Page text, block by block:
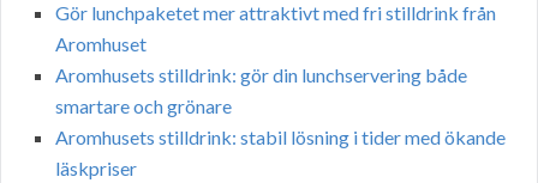
Gör lunchpaketet mer attraktivt med fri stilldrink från
Aromhuset
Aromhusets stilldrink: gör din lunchservering både
smartare och grönare
Aromhusets stilldrink: stabil lösning i tider med ökande
läskpriser